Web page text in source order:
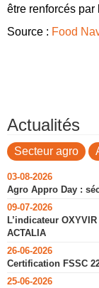
être renforcés par
Source : Food
Actualités
Secteur agro
03-08-2026
Agro Appro Day :
09-07-2026
L’indicateur
ACTALIA
26-06-2026
Certification FSSC
25-06-2026